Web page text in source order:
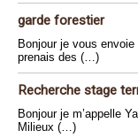
garde forestier
Bonjour je vous
prenais des (…)
Recherche stage
Bonjour je m’appelle
Milieux (…)